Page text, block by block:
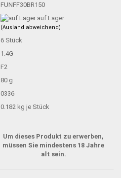
FUNFF30BR150
auf Lager
(Ausland abweichend)
6 Stück
1.4G
F2
80 g
0336
0.182 kg je Stück
Um dieses Produkt zu erwerben,
müssen Sie mindestens 18 Jahre
alt sein.